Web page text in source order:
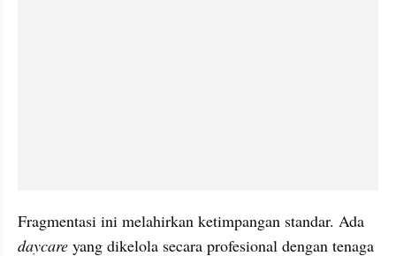
daycare yang dikelola secara profesional dengan tenaga